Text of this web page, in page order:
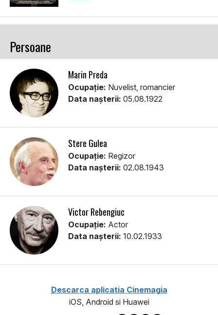
Persoane
Marin Preda
Ocupație: Nuvelist, romancier
Data nașterii: 05.08.1922
Stere Gulea
Ocupație: Regizor
Data nașterii: 02.08.1943
Victor Rebengiuc
Ocupație: Actor
Data nașterii: 10.02.1933
Descarca aplicatia Cinemagia
iOS, Android si Huawei